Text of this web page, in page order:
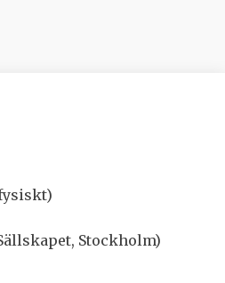
fysiskt)
Stockholm)